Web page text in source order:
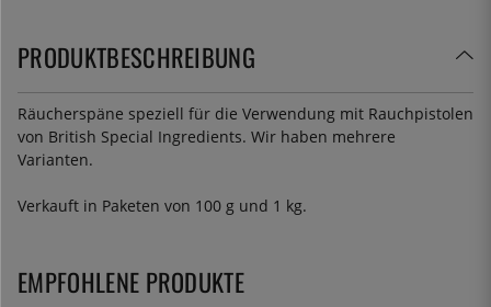
PRODUKTBESCHREIBUNG
Räucherspäne speziell für die Verwendung mit Rauchpistolen
von British Special Ingredients. Wir haben mehrere
Varianten.
Verkauft in Paketen von 100 g und 1 kg.
EMPFOHLENE PRODUKTE